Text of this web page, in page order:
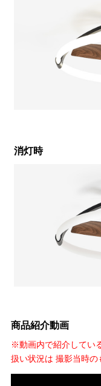
消灯時
商品紹介動画
※動画内で紹介してい
扱い状況は 撮影当時の